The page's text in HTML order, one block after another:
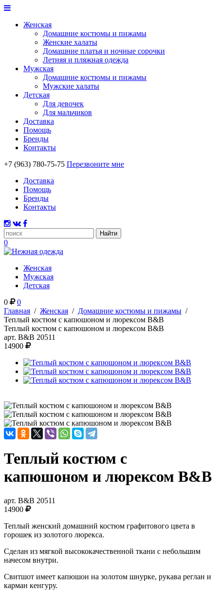
Женская
Домашние костюмы и пижамы
Женские халаты
Домашние платья и ночные сорочки
Летняя и пляжная одежда
Мужская
Домашние костюмы и пижамы
Мужские халаты
Детская
Для девочек
Для мальчиков
Доставка
Помощь
Бренды
Контакты
+7 (963) 780-75-75 Перезвоните мне
Доставка
Помощь
Бренды
Контакты
0
Женская
Мужская
Детская
0
0
Главная / Женская / Домашние костюмы и пижамы /
Теплый костюм с капюшоном и люрексом B&B
Теплый костюм с капюшоном и люрексом B&B
арт. B&B 20511
14900
Теплый костюм с
капюшоном и люрексом B&B
арт. B&B 20511
14900
Теплый женский домашний костюм графитового цвета в
горошек из золотого люрекса.
Сделан из мягкой высококачественной ткани с небольшим
начесом внутри.
Свитшот имеет капюшон на золотом шнурке, рукава реглан и
карман кенгуру.